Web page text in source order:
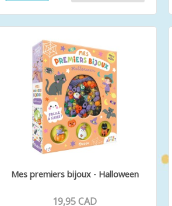
Mes premiers bijoux - Halloween
19,95 CAD